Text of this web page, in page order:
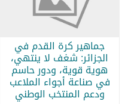
جماهير كرة القدم في
الجزائر: شغف لا ينتهي،
هوية قوية، ودور حاسم
في صناعة أجواء الملاعب
ودعم المنتخب الوطني